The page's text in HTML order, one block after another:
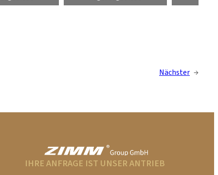
Nächster →
IHRE ANFRAGE IST UNSER ANTRIEB